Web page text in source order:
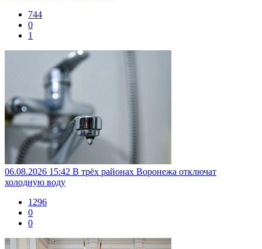
744
0
1
06.08.2026 15:42 В трёх районах Воронежа отключат
холодную воду
1296
0
0